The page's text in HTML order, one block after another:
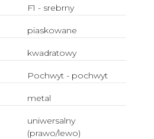
F1 - srebrny
piaskowane
kwadratowy
Pochwyt - pochwyt
metal
uniwersalny
(prawo/lewo)